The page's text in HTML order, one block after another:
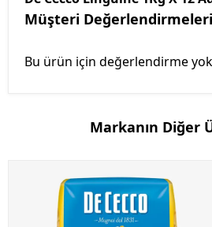
Müşteri Değerlendirmeleri
Bu ürün için değerlendirme yok
Markanın Diğer